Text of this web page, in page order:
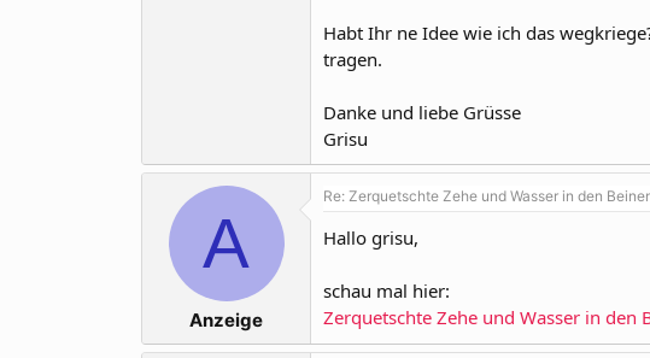
Habt Ihr ne Idee wie ich das
tragen.
Danke und liebe Grüsse
Grisu
A
Anzeige
Re: Zerquetschte Zehe und Wasser in den
Hallo grisu,
schau mal hier:
Zerquetschte Zehe und Wasser in den